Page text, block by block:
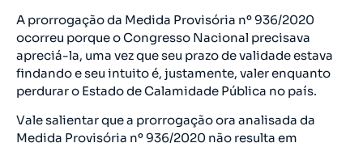
A prorrogação da Medida Provisória nº 936/2020
ocorreu porque o Congresso Nacional precisava
apreciá-la, uma vez que seu prazo de validade estava
findando e seu intuito é, justamente, valer enquanto
perdurar o Estado de Calamidade Pública no país.
Vale salientar que a prorrogação ora analisada da
Medida Provisória nº 936/2020 não resulta em